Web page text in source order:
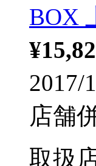
BOX
2017/
店舗
取扱